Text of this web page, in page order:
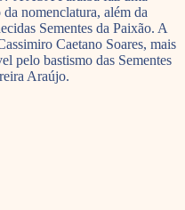
nomenclatura, além da
Sementes da Paixão. A
Caetano Soares, mais
pelo bastismo das Sementes
Araújo.